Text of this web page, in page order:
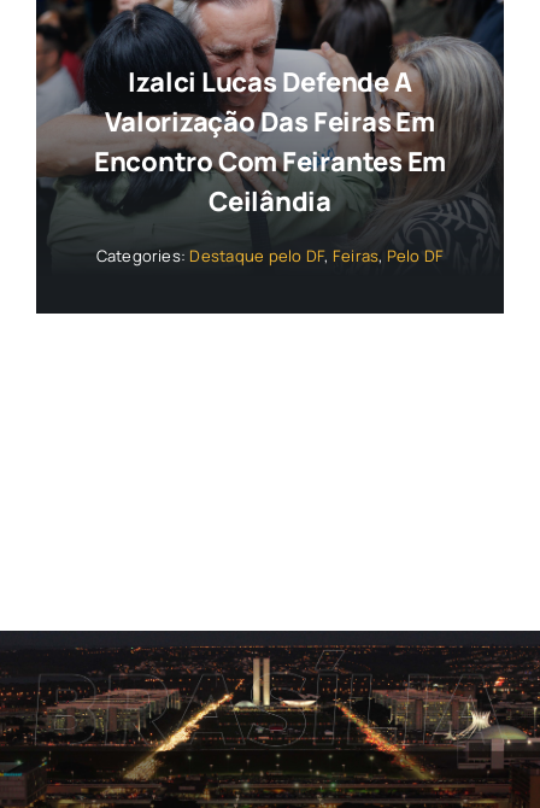
Izalci Lucas Defende A
Valorização Das Feiras Em
Encontro Com Feirantes Em
Ceilândia
Categories: Destaque pelo DF, Feiras, Pelo DF